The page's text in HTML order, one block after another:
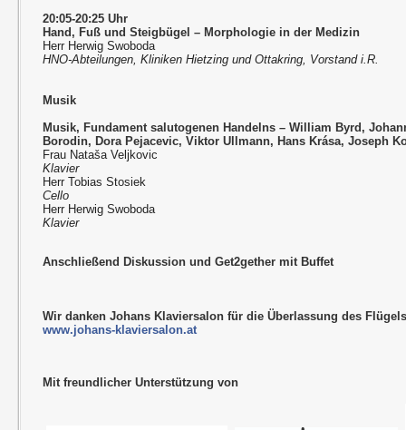
20:05-20:25 Uhr
Hand, Fuß und Steigbügel – Morphologie in der Medizin
Herr Herwig Swoboda
HNO-Abteilungen, Kliniken Hietzing und Ottakring, Vorstand i.R.
Musik
Musik, Fundament salutogenen Handelns – William Byrd,
Borodin, Dora Pejacevic, Viktor Ullmann, Hans Krása, Joseph
Frau Nataša Veljkovic
Klavier
Herr Tobias Stosiek
Cello
Herr Herwig Swoboda
Klavier
Anschließend Diskussion und Get2gether mit Buffet
Wir danken Johans Klaviersalon für die Überlassung des
www.johans-klaviersalon.at
Mit freundlicher Unterstützung von